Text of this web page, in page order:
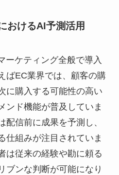
おけるAI予測活用
ーケティング全般で導入
ばEC業界では、顧客の購
に購入する可能性の高い
ンド機能が普及していま
配信前に成果を予測し、
仕組みが注目されていま
は従来の経験や勘に頼る
ブンな判断が可能になり